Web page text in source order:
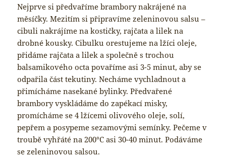
Nejprve si předvaříme brambory nakrájené na
měsíčky. Mezitím si připravíme zeleninovou salsu –
cibuli nakrájíme na kostičky, rajčata a lilek na
drobné kousky. Cibulku orestujeme na lžíci oleje,
přidáme rajčata a lilek a společně s trochou
balsamikového octa povaříme asi 3-5 minut, aby se
odpařila část tekutiny. Necháme vychladnout a
přimícháme nasekané bylinky. Předvařené
brambory vyskládáme do zapékací misky,
promícháme se 4 lžícemi olivového oleje, solí,
pepřem a posypeme sezamovými semínky. Pečeme v
troubě vyhřáté na 200°C asi 30-40 minut. Podáváme
se zeleninovou salsou.